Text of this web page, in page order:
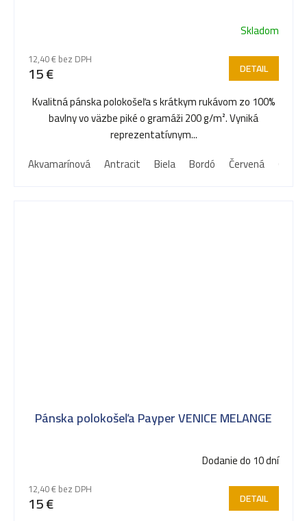
Skladom
12,40 € bez DPH
15 € DETAIL
Kvalitná pánska polokošeľa s krátkym rukávom zo 100%
bavlny vo väzbe piké o gramáži 200 g/m². Vyniká
reprezentatívnym...
Akvamarínová
Antracit Biela Bordó Červená
Pánska polokošeľa Payper VENICE MELANGE
Dodanie do 10 dní
12,40 € bez DPH
15 € DETAIL